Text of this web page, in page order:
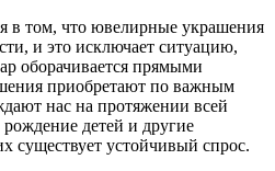
в том, что ювелирные украшения
и это исключает ситуацию,
оборачивается прямыми
приобретают по важным
нас на протяжении всей
детей и другие
существует устойчивый спрос.